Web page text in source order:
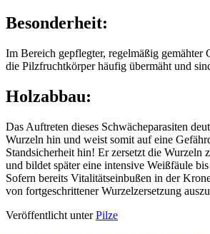
Besonderheit:
Im Bereich gepflegter, regelmäßig gemähter
die Pilzfruchtkörper häufig übermäht und
Holzabbau:
Das Auftreten dieses Schwächeparasiten
Wurzeln hin und weist somit auf eine
Standsicherheit hin! Er zersetzt die Wurzeln
und bildet später eine intensive Weißfäule
Sofern bereits Vitalitätseinbußen in der
von fortgeschrittener Wurzelzersetzung
Veröffentlicht unter Pilze